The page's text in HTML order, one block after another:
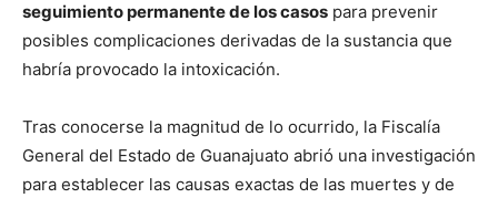
seguimiento permanente de los casos para prevenir
posibles complicaciones derivadas de la sustancia que
habría provocado la intoxicación.
Tras conocerse la magnitud de lo ocurrido, la Fiscalía
General del Estado de Guanajuato abrió una investigación
para establecer las causas exactas de las muertes y de